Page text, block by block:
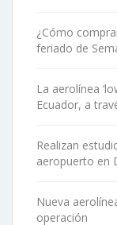
¿Cómo
feriado de
La aerolínea
Ecuador, a
Realizan
aeropuerto en
Nueva
operación